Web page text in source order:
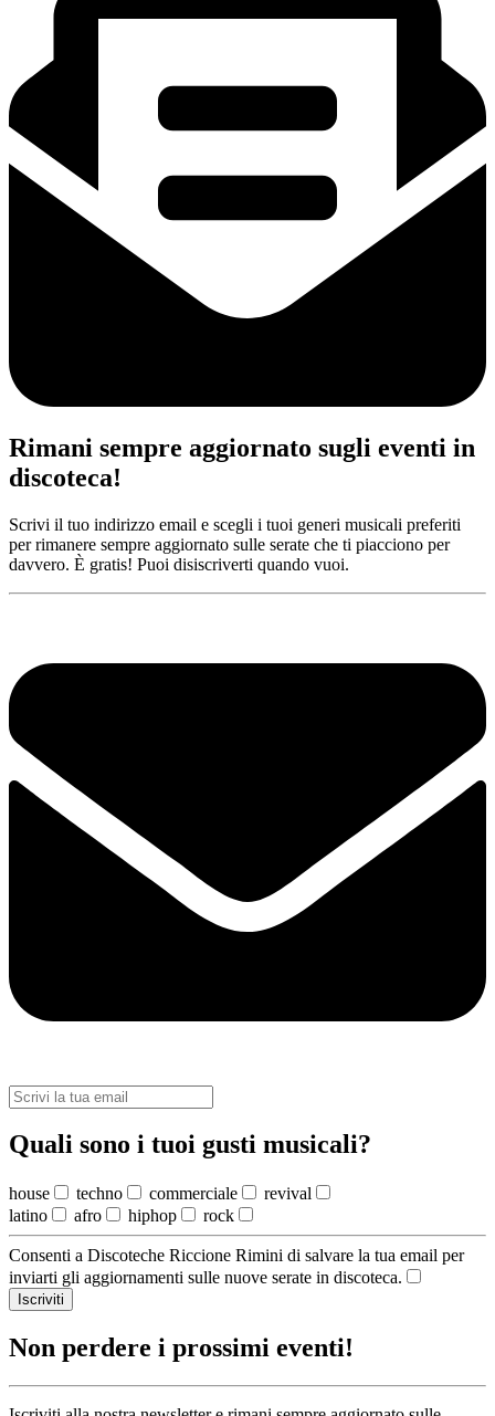
Rimani sempre aggiornato sugli eventi in
discoteca!
Scrivi il tuo indirizzo email e scegli i tuoi generi musicali preferiti
per rimanere sempre aggiornato sulle serate che ti piacciono per
davvero. È gratis! Puoi disiscriverti quando vuoi.
Quali sono i tuoi gusti musicali?
house techno commerciale
revival
latino
afro hiphop rock
Consenti a Discoteche Riccione Rimini di salvare la tua email per
inviarti gli aggiornamenti sulle nuove serate in discoteca.
Iscriviti
Non perdere i prossimi eventi!